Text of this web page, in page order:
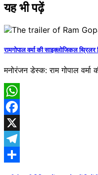
यह भी पढ़ें
रामगोपाल वर्मा की साइक्लोजिकल
मनोरंजन डेस्क: राम गोपाल
WhatsApp
Facebook
X
Telegram